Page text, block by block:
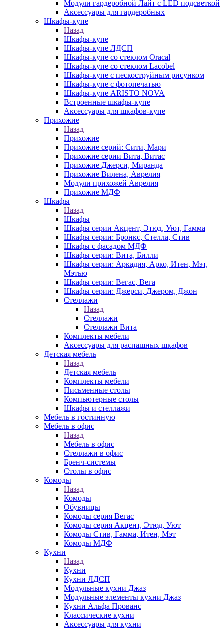
Модули гардеробной Лайт с LED подсветкой
Аксессуары для гардеробных
Шкафы-купе
Назад
Шкафы-купе
Шкафы-купе ЛДСП
Шкафы-купе со стеклом Oracal
Шкафы-купе со стеклом Lacobel
Шкафы-купе с пескоструйным рисунком
Шкафы-купе с фотопечатью
Шкафы-купе ARISTO NOVA
Встроенные шкафы-купе
Аксессуары для шкафов-купе
Прихожие
Назад
Прихожие
Прихожие серий: Сити, Мари
Прихожие серии Вита, Витас
Прихожие Джерси, Миранда
Прихожие Вилена, Аврелия
Модули прихожей Аврелия
Прихожие МДФ
Шкафы
Назад
Шкафы
Шкафы серии Акцент, Этюд, Уют, Гамма
Шкафы серии: Бронкс, Стелла, Стив
Шкафы с фасадом МДФ
Шкафы серии: Вита, Билли
Шкафы серии: Аркадия, Арко, Итен, Мэт,
Мэтью
Шкафы серии: Вегас, Вега
Шкафы серии: Джерси, Джером, Джон
Стеллажи
Назад
Стеллажи
Стеллажи Вита
Комплекты мебели
Аксессуары для распашных шкафов
Детская мебель
Назад
Детская мебель
Комплекты мебели
Письменные столы
Компьютерные столы
Шкафы и стеллажи
Мебель в гостинную
Мебель в офис
Назад
Мебель в офис
Стеллажи в офис
Бренч-системы
Столы в офис
Комоды
Назад
Комоды
Обувницы
Комоды серия Вегас
Комоды серия Акцент, Этюд, Уют
Комоды Стив, Гамма, Итен, Мэт
Комоды МДФ
Кухни
Назад
Кухни
Кухни ЛДСП
Модульные кухни Джаз
Модульные элементы кухни Джаз
Кухни Альфа Прованс
Классические кухни
Аксессуары для кухни